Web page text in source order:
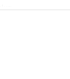
François Périer,
110 min, od
nieśmiały Oscar
zmienić
film